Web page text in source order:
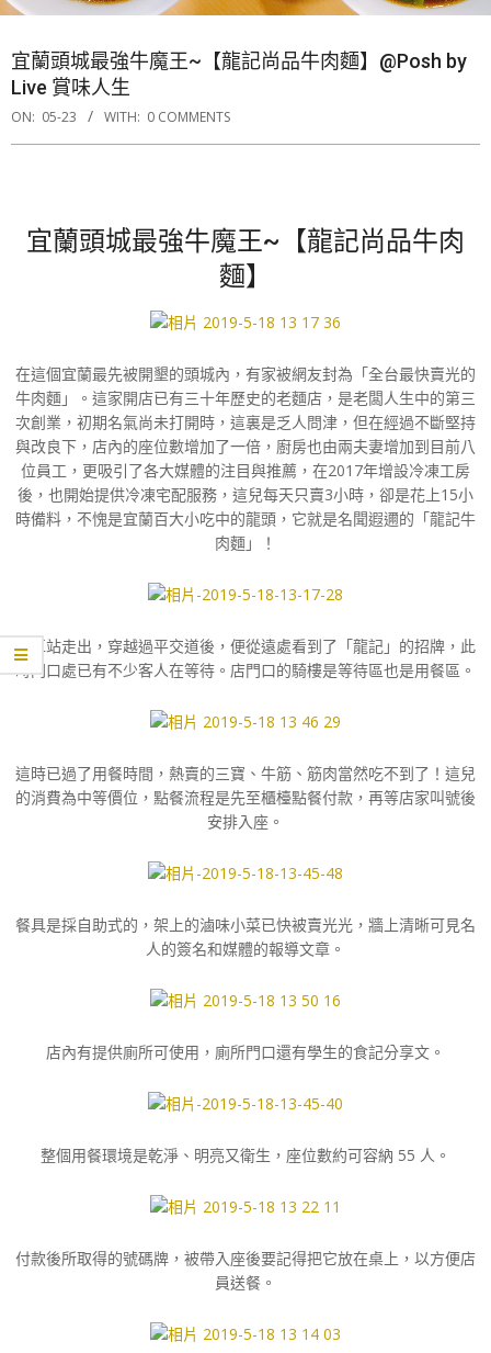
宜蘭頭城最強牛魔王~【龍記尚品牛肉麵】@Posh by
Live 賞味人生
ON: 05-23 WITH: 0 COMMENTS
宜蘭頭城最強牛魔王~【龍記尚品牛肉
麵】
在這個宜蘭最先被開墾的頭城內，有家被網友封為「全台最快賣光的
牛肉麵」。這家開店已有三十年歷史的老麵店，是老闆人生中的第三
次創業，初期名氣尚未打開時，這裏是乏人問津，但在經過不斷堅持
與改良下，店內的座位數增加了一倍，廚房也由兩夫妻增加到目前八
位員工，更吸引了各大媒體的注目與推薦，在2017年增設冷凍工房
後，也開始提供冷凍宅配服務，這兒每天只賣3小時，卻是花上15小
時備料，不愧是宜蘭百大小吃中的龍頭，它就是名聞遐邇的「龍記牛
肉麵」！
從車站走出，穿越過平交道後，便從遠處看到了「龍記」的招牌，此
時門口處已有不少客人在等待。店門口的騎樓是等待區也是用餐區。
這時已過了用餐時間，熱賣的三寶、牛筋、筋肉當然吃不到了！這兒
的消費為中等價位，點餐流程是先至櫃檯點餐付款，再等店家叫號後
安排入座。
餐具是採自助式的，架上的滷味小菜已快被賣光光，牆上清晰可見名
人的簽名和媒體的報導文章。
店內有提供廁所可使用，廁所門口還有學生的食記分享文。
整個用餐環境是乾淨、明亮又衛生，座位數約可容納 55 人。
付款後所取得的號碼牌，被帶入座後要記得把它放在桌上，以方便店
員送餐。